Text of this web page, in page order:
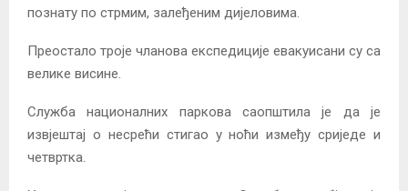
познату по стрмим, залеђеним дијеловима.
Преостало троје чланова експедиције евакуисани су са
велике висине.
Служба националних паркова саопштила је да је
извјештај о несрећи стигао у ноћи између сриједе и
четвртка.